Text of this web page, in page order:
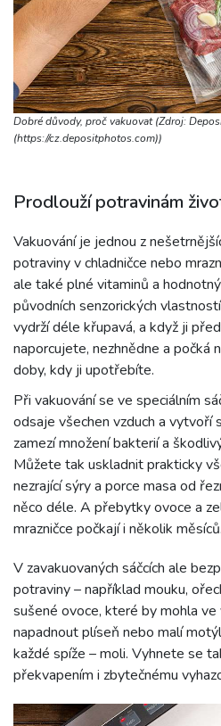
Dobré důvody, proč vakuovat (Zdroj:
(https://cz.depositphotos.com))
Prodlouží potravinám
Vakuování je jednou z
potraviny v chladničce nebo
ale také plné vitaminů a
původních senzorických
vydrží déle křupavá, a když ji
naporcujete, nezhnědne a počká
doby, kdy ji upotřebíte.
Při vakuování se ve speciálním
odsaje všechen vzduch a vytvoří
zamezí množení bakterií a
Můžete tak uskladnit prakticky
nezrající sýry a porce masa od
něco déle. A přebytky ovoce a
mrazničce počkají i několik měsíců.
V zavakuovaných sáčcích ale
potraviny – například mouku,
sušené ovoce, které by mohla
napadnout plíseň nebo malí
každé spíže – moli. Vyhnete se
překvapením i zbytečnému